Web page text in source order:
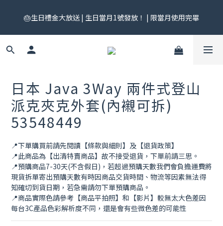
領券中心領，碼碼不同快去領！
🎂生日禮金大放送 | 生日當月1號發放！ | 限當月使用完畢
🎟️ 免運券來了！每月 25 號準時開搶｜$299／$999 各一張｜官網
日本 Java 3Way 兩件式登山
派克夾克外套(內襯可拆)
53548449
📍下單購買前請先閱讀【條款與細則】及【退貨政策】
📍此商品為【出清特賣商品】故不接受退貨，下單前請三思。
📍預購商品7-30天(不含假日)，若超過預購天數我們會負擔運費將
現貨拆單寄出預購天數有時因商品交貨時間、物流等因素無法得
知確切到貨日期，若急需請勿下單預購商品。
📍商品實際色請參考【商品平拍照】和【影片】較無太大色差因
每台3C產品色彩解析度不同，還是會有些微色差的可能性